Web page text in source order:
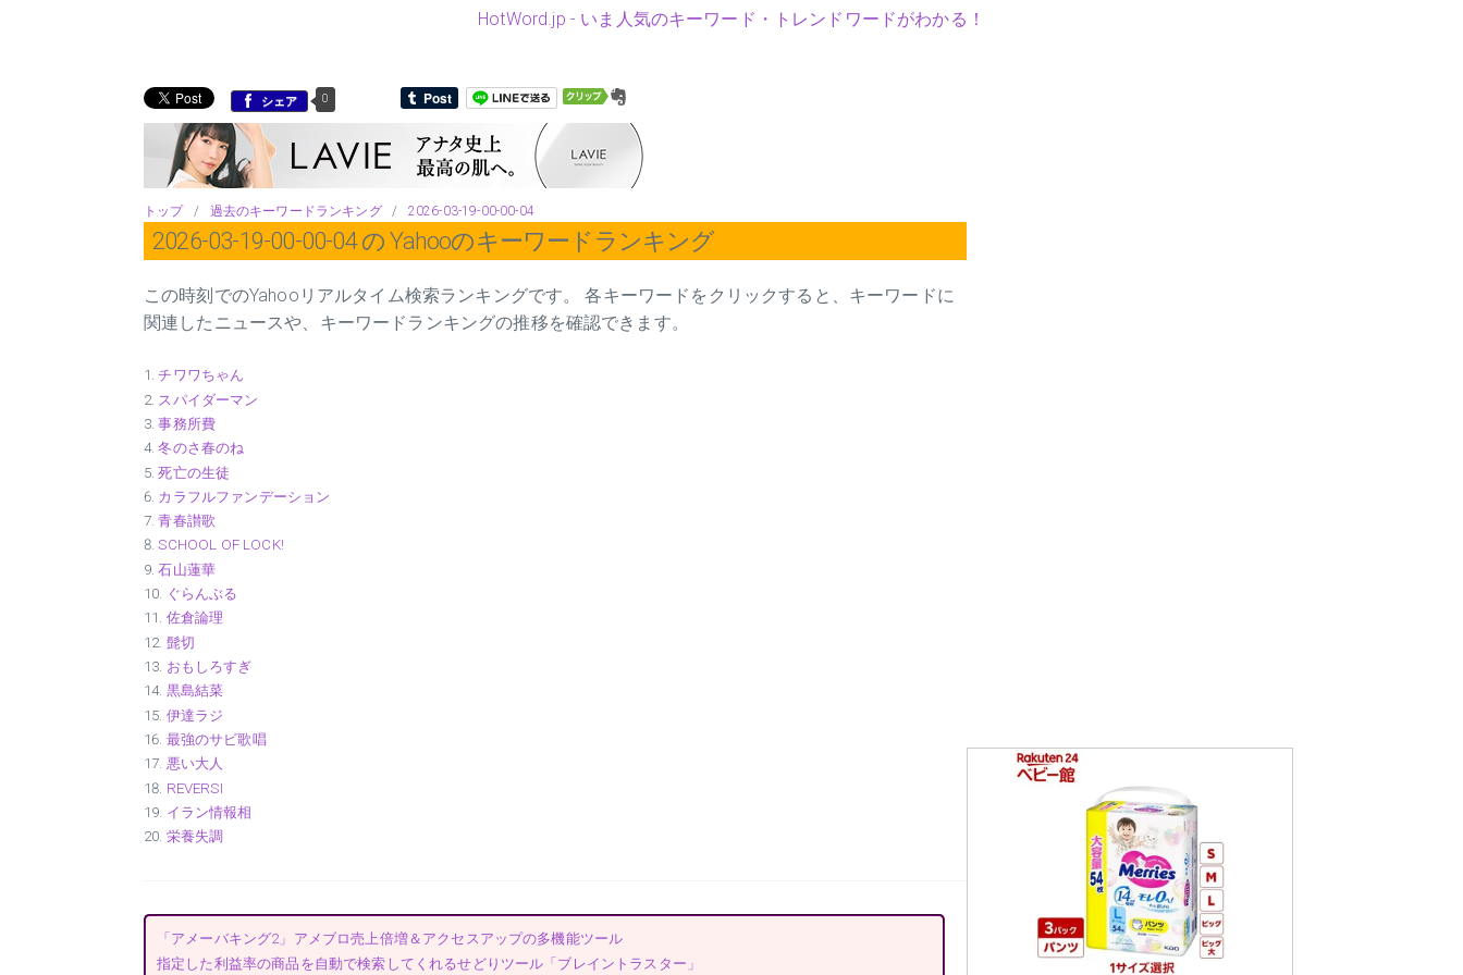
HotWord.jp - いま人気のキーワード・トレンドワードがわかる！
シェア 0
トップ/ 過去のキーワードランキング/ 2026-03-19-00-00-04
2026-03-19-00-00-04 の Yahooのキーワードランキング
この時刻でのYahooリアルタイム検索ランキングです。 各キーワードをクリックすると、キーワードに
関連したニュースや、キーワードランキングの推移を確認できます。
チワワちゃん
スパイダーマン
事務所費
冬のさ春のね
死亡の生徒
カラフルファンデーション
青春讃歌
SCHOOL OF LOCK!
石山蓮華
ぐらんぶる
佐倉論理
髭切
おもしろすぎ
黒島結菜
伊達ラジ
最強のサビ歌唱
悪い大人
REVERSI
イラン情報相
栄養失調
「アメーバキング2」アメブロ売上倍増＆アクセスアップの多機能ツール
指定した利益率の商品を自動で検索してくれるせどりツール「ブレイントラスター」